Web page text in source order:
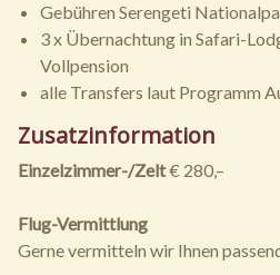
Gebühren Serengeti
3 x Übernachtung in Safari-
Vollpension
alle Transfers laut Programm
Zusatzinformation
Einzelzimmer-/Zelt€ 280,–
Flug-Vermittlung
Gerne vermitteln wir Ihnen